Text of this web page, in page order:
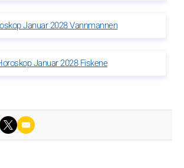
Januar 2028 Vannmannen
Januar 2028 Fiskene